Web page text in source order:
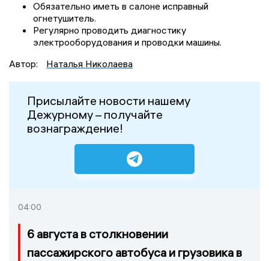
Обязательно иметь в салоне исправный
огнетушитель.
Регулярно проводить диагностику
электрооборудования и проводки машины.
Автор:
Наталья Николаева
Присылайте новости нашему
Дежурному – получайте
вознаграждение!
04:00
6 августа в столкновении
пассажирского автобуса и грузовика в